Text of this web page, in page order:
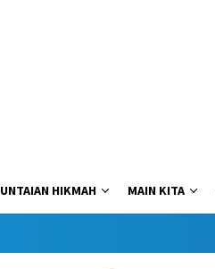
UNTAIAN HIKMAH MAIN KITA